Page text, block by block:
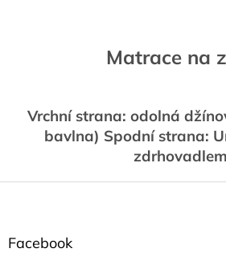
v
ý
s
u
Matrace na
Vrchní strana: odolná
bavlna) Spodní strana:
zdrhovadlem
Z
Facebook